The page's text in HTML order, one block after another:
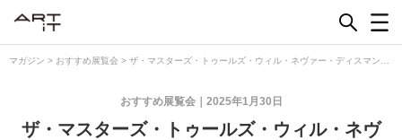
マガジン > おすすめ展覧会 > ザ・マスターズ・トゥールズ・ウィル・ネヴァー・ディスマント
2025年1月30日
おすすめ展覧会
ザ・マスターズ・トゥールズ・ウィル・ネヴ